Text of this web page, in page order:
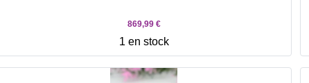
869,99 €
1 en stock